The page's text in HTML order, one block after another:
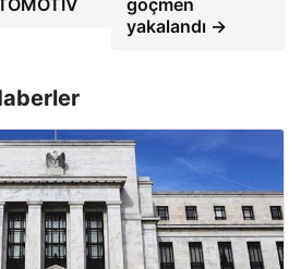
göçmen
yakalandı →